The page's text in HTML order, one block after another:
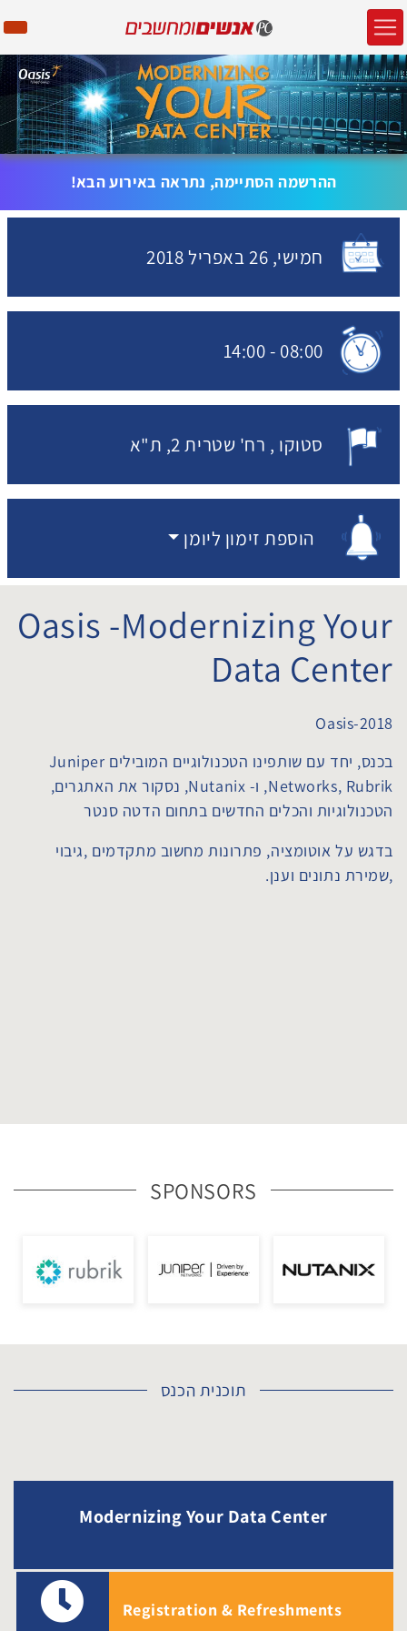
ההרשמה הסתיימה, נתראה באירוע הבא!
האירוע יתקיים בתאריך
חמישי, 26 באפריל
שעת התחלת האירוע:
08:00
-
14:00
מקום האירוע:
סטוקו רח' שטרית 2, ת"א
הוספת זימון ליומן
הוספת זימון ליומן
Oasis -Modernizing Your
Data Center
Oasis-2018
בכנס, יחד עם שותפינו הטכנולוגיים המובילים Juniper
Networks, Rubrik, ו- Nutanix, נסקור את האתגרים,
הטכנולוגיות והכלים החדשים בתחום הדטה סנטר
בדגש על אוטומציה, פתרונות מחשוב מתקדמים ,גיבוי
,שמירת נתונים וענן.
SPONSORS
תוכנית הכנס
Modernizing Your Data Center
Registration & Refreshments